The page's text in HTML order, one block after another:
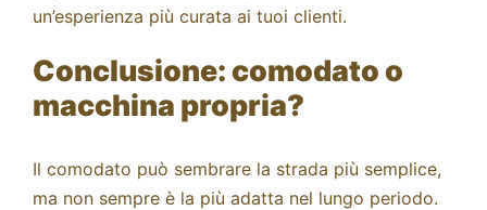
un’esperienza più curata ai tuoi clienti.
Conclusione: comodato o
macchina propria?
Il comodato può sembrare la strada più semplice,
ma non sempre è la più adatta nel lungo periodo.